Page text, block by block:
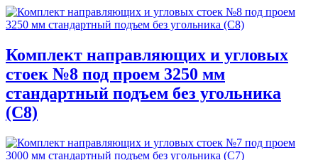
Комплект направляющих и угловых
стоек №8 под проем 3250 мм
стандартный подъем без угольника
(С8)